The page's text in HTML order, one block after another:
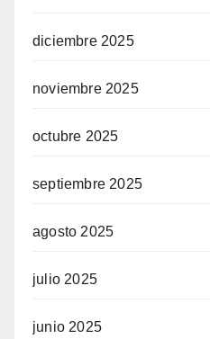
diciembre 2025
noviembre 2025
octubre 2025
septiembre 2025
agosto 2025
julio 2025
junio 2025